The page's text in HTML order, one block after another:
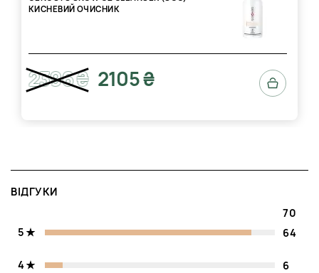
КИСНЕВИЙ ОЧИСНИК
2396 ₴ 2105 ₴
ВІДГУКИ
70
5
64
4 6